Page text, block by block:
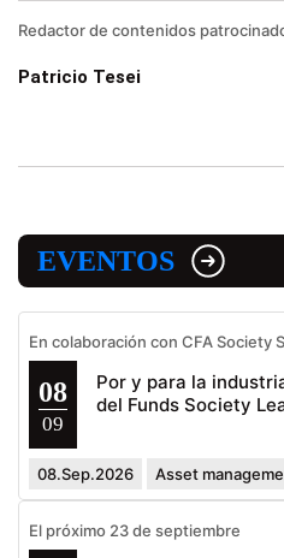
Redactor de contenidos
Patricio Tesei
EVENTOS
En colaboración con CFA Society
08
09
Por y para la
del Funds Society
08.Sep.2026 Asset
El próximo 23 de septiembre